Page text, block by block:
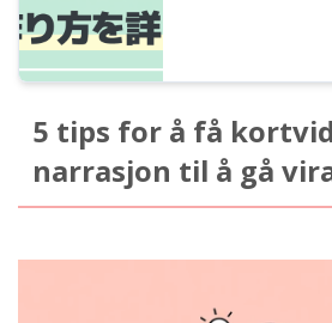
5 tips for å få
narrasjon til å gå